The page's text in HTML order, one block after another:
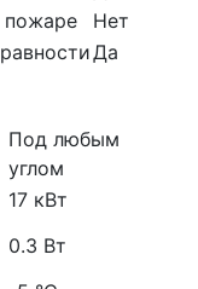
пожаре
Нет
Да
Под любым
углом
17 кВт
0.3 Вт